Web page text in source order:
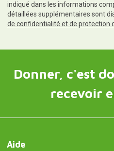
indiqué dans les informations
détaillées supplémentaires sont
de confidentialité et de protection
Donner, c'est
recevoir
Aide